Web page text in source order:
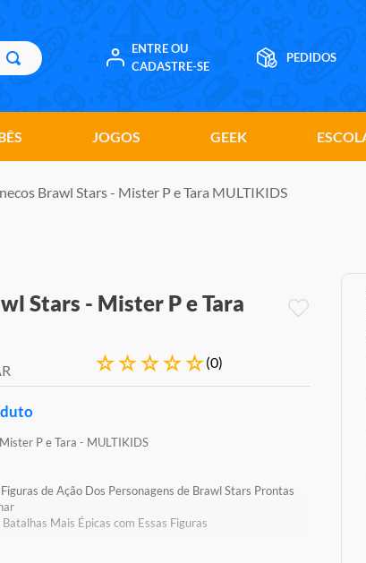
ENTRE OU
CADASTRE-SE
JOGOS GEEK
Brawl Stars - Mister P e Tara MULTIKIDS
Stars - Mister P e Tara
☆☆☆☆☆(0)
P e Tara - MULTIKIDS
de Ação Dos Personagens de Brawl Stars Prontas
Mais Épicas com Essas Figuras